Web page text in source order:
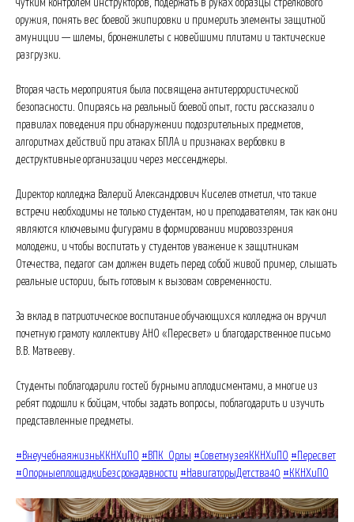
чутким контролем инструкторов, подержать в руках образцы стрелкового
оружия, понять вес боевой экипировки и примерить элементы защитной
амуниции — шлемы, бронежилеты с новейшими плитами и тактические
разгрузки.
Вторая часть мероприятия была посвящена антитеррористической
безопасности. Опираясь на реальный боевой опыт, гости рассказали о
правилах поведения при обнаружении подозрительных предметов,
алгоритмах действий при атаках БПЛА и признаках вербовки в
деструктивные организации через мессенджеры.
Директор колледжа Валерий Александрович Киселев отметил, что такие
встречи необходимы не только студентам, но и преподавателям, так как они
являются ключевыми фигурами в формировании мировоззрения
молодежи, и чтобы воспитать у студентов уважение к защитникам
Отечества, педагог сам должен видеть перед собой живой пример, слышать
реальные истории, быть готовым к вызовам современности.
За вклад в патриотическое воспитание обучающихся колледжа он вручил
почетную грамоту коллективу АНО «Пересвет» и благодарственное письмо
В.В. Матвееву.
Студенты поблагодарили гостей бурными аплодисментами, а многие из
ребят подошли к бойцам, чтобы задать вопросы, поблагодарить и изучить
представленные предметы.
#ВнеучебнаяжизньККНХиПО #ВПК_Орлы #СоветмузеяККНХиПО #Пересвет
#ОпорныеплощадкиБезсрокадавности #НавигаторыДетства40 #ККНХиПО